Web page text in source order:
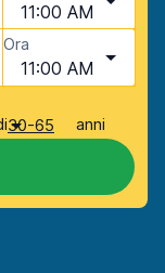
11:00 AM
Ora
11:00 AM
30-65 anni